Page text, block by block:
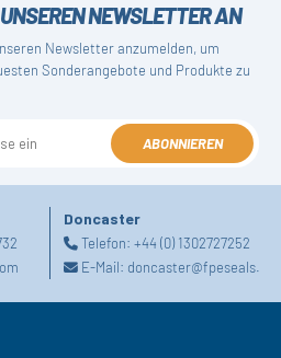
NEWSLETTER AN
Newsletter anzumelden, um
Sonderangebote und Produkte zu
ABONNIEREN
Doncaster
Telefon:+44 (0) 1302727252
E-Mail: